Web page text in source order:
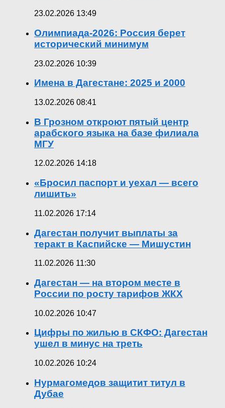
23.02.2026 13:49
Олимпиада-2026: Россия берет
исторический минимум
23.02.2026 10:39
Имена в Дагестане: 2025 и 2000
13.02.2026 08:41
В Грозном откроют пятый центр
арабского языка на базе филиала
МГУ
12.02.2026 14:18
«Бросил паспорт и уехал — всего
лишить»
11.02.2026 17:14
Дагестан получит выплаты за
теракт в Каспийске — Мишустин
11.02.2026 11:30
Дагестан — на втором месте в
России по росту тарифов ЖКХ
10.02.2026 10:47
Цифры по жилью в СКФО: Дагестан
ушел в минус на треть
10.02.2026 10:24
Нурмагомедов защитит титул в
Дубае